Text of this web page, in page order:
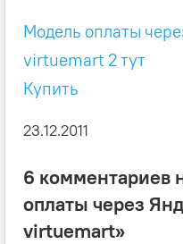
Модель оплаты
virtuemart 2 тут
Купить
23.12.2011
6 комментариев
оплаты через
virtuemart»